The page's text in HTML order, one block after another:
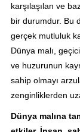
karşılaşılan ve
bir durumdur. Bu
gerçek mutluluk
Dünya malı,
ve huzurunun
sahip olmayı
zenginliklerden
Dünya malına